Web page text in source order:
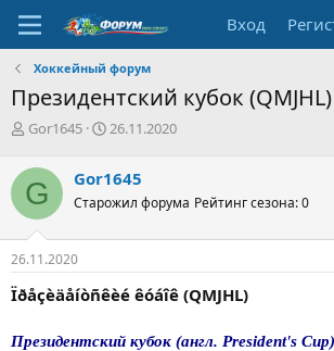
Вход
Хоккейный форум
Президентский кубок (QMJHL)
А
т
о
р
т
е
м
ы
Gor1645
Д
а
н
ч
л
а
26.11.2020
G Gor1645
Старожил форума Рейтинг сезона: 0
26.11.2020
Ïðåçèäåíòñêèé êóáîê (QMJHL)
Президентский кубок (англ. President's Cup)